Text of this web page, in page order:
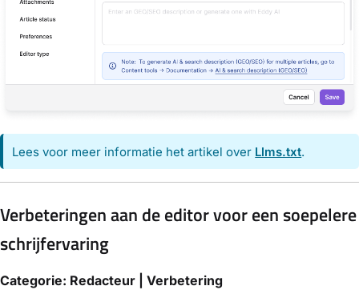
Lees voor meer informatie het artikel over Llms.txt.
Verbeteringen aan de editor voor een soepelere
schrijfervaring
Categorie: Redacteur | Verbetering